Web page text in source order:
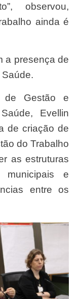
observou,
ainda é
Evellin
de criação de
do Trabalho
as estruturas
municipais e
entre os